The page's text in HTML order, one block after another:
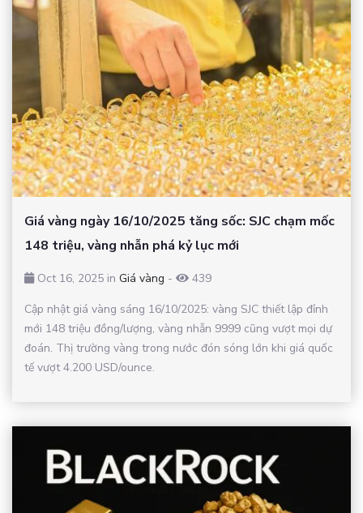
Giá vàng ngày 16/10/2025 tăng sốc: SJC chạm mốc
148 triệu, vàng nhẫn phá kỷ lục mới
Oct 16, 2025 in Giá vàng -
439
Cập nhật giá vàng sáng 16/10/2025: vàng SJC thiết lập đỉnh
mới 148 triệu đồng/lượng, vàng nhẫn 9999 cũng vượt mọi dự
đoán. Thị trường vàng trong nước đón sóng lớn khi giá quốc
tế vượt 4.200 USD/ounce.